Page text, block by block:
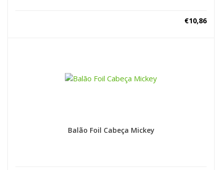
€10,86
Balão Foil Cabeça Mickey